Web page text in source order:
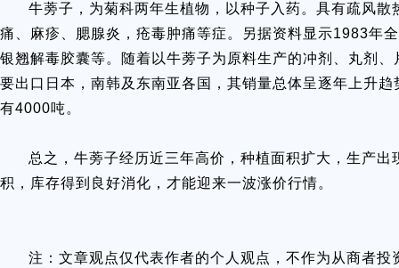
牛蒡子，为菊科两年生植物，以种子入药。具有疏风
痛、麻疹、腮腺炎，疮毒肿痛等症。另据资料显示1983年
银翘解毒胶囊等。随着以牛蒡子为原料生产的冲剂、丸剂
要出口日本，南韩及东南亚各国，其销量总体呈逐年上升
有4000吨。
总之，牛蒡子经历近三年高价，种植面积扩大，生产
积，库存得到良好消化，才能迎来一波涨价行情。
注：文章观点仅代表作者的个人观点，不作为从商者投